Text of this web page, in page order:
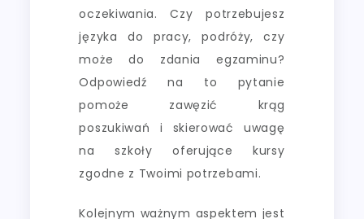
oczekiwania. Czy potrzebujesz
języka do pracy, podróży, czy
może do zdania egzaminu?
Odpowiedź na to pytanie
pomoże zawęzić krąg
poszukiwań i skierować uwagę
na szkoły oferujące kursy
zgodne z Twoimi potrzebami.
Kolejnym ważnym aspektem jest